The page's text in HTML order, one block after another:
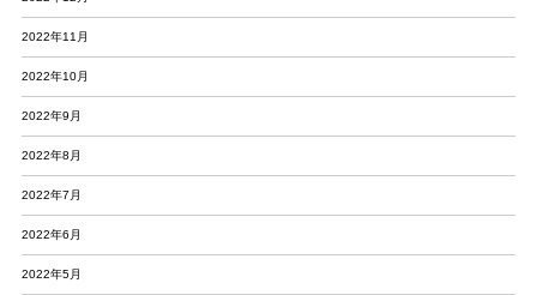
2022年11月
2022年10月
2022年9月
2022年8月
2022年7月
2022年6月
2022年5月